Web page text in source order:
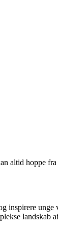
altid hoppe fra
landskab